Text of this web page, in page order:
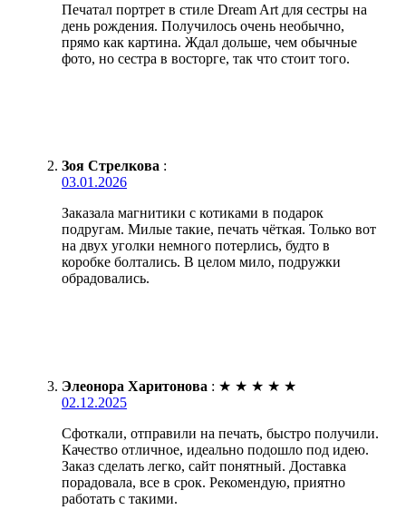
Печатал портрет в стиле Dream Art для сестры на
день рождения. Получилось очень необычно,
прямо как картина. Ждал дольше, чем обычные
фото, но сестра в восторге, так что стоит того.
Зоя Стрелкова :
03.01.2026
Заказала магнитики с котиками в подарок
подругам. Милые такие, печать чёткая. Только вот
на двух уголки немного потерлись, будто в
коробке болтались. В целом мило, подружки
обрадовались.
Элеонора Харитонова : ★ ★ ★ ★ ★
02.12.2025
Сфоткали, отправили на печать, быстро получили.
Качество отличное, идеально подошло под идею.
Заказ сделать легко, сайт понятный. Доставка
порадовала, все в срок. Рекомендую, приятно
работать с такими.